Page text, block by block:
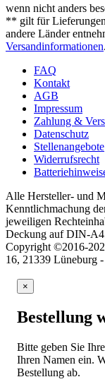
wenn nicht anders
** gilt für
andere Länder
Versandinformationen.
FAQ
Kontakt
AGB
Impressum
Zahlung &
Datenschutz
Stellenangebote
Widerrufsrecht
Alle Hersteller- und
Kenntlichmachung
jeweiligen
Deckung auf DIN-
Copyright ©2016-
16, 21339 Lüneburg
×
Bestellung
Bitte geben Sie
Ihren Namen ein.
Bestellung ab.